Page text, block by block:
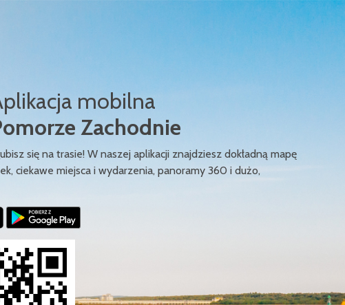
mobilna
Zachodnie
się na trasie! W naszej aplikacji znajdziesz dokładną mapę
ciekawe miejsca i wydarzenia, panoramy 360 i dużo,